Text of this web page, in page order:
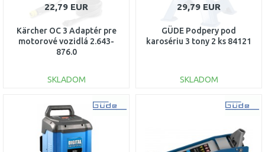
22,79 EUR
Kärcher OC 3 Adaptér pre
motorové vozidlá 2.643-
876.0
SKLADOM
DO KOŠÍKA
Porovnať
29,79 EUR
GÜDE Podpery pod
karosériu 3 tony 2 ks 84121
SKLADOM
DO KOŠÍKA